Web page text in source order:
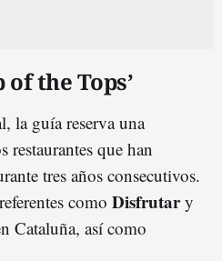
of the Tops’
la guía reserva una
restaurantes que han
tres años consecutivos.
como Disfrutary
Cataluña, así como